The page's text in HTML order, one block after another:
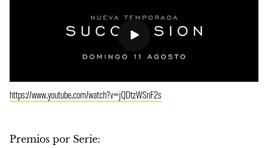
https://www.youtube.com/watch?v=jQDtzWSnF2s
Premios por Serie: